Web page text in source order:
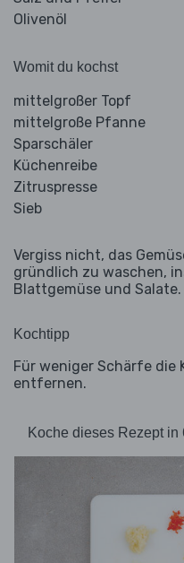
Olivenöl
Womit du kochst
mittelgroßer Topf
mittelgroße Pfanne
Sparschäler
Küchenreibe
Zitruspresse
Sieb
Vergiss nicht, das
gründlich zu waschen,
Blattgemüse und Salate.
Kochtipp
Für weniger Schärfe die
entfernen.
Koche dieses Rezept